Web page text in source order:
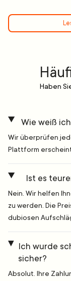
Haben
Wie weiß
Wir überprüfen
Plattform
Ist es
Nein. Wir helfen
zu werden. Die
dubiosen
Ich wurde
sicher?
Absolut. Ihre